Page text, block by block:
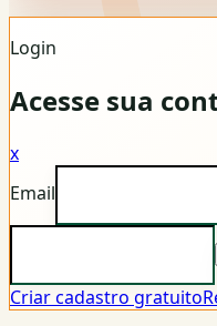
Login
Acesse sua
x
Email
Criar cadastro gratuito